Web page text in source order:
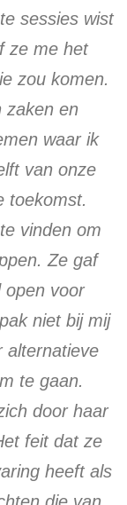
sessies wist
ze me het
zou komen.
zaken en
waar ik
van onze
toekomst.
vinden om
Ze gaf
open voor
niet bij mij
alternatieve
te gaan.
door haar
feit dat ze
heeft als